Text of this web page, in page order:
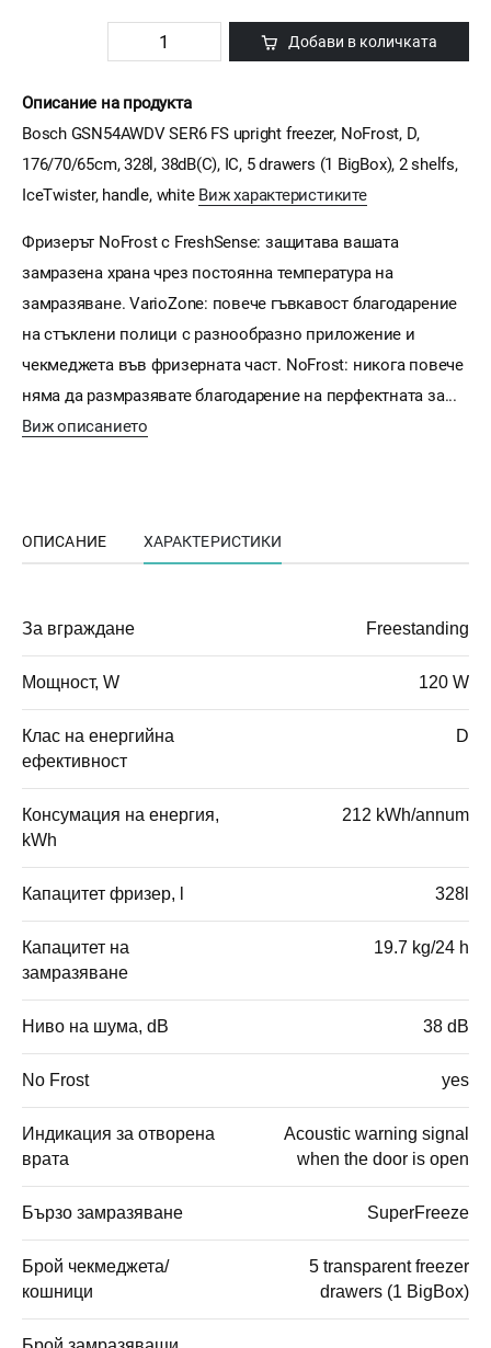
Добави в количката
Описание на продукта
Bosch GSN54AWDV SER6 FS upright freezer, NoFrost, D,
176/70/65cm, 328l, 38dB(C), IC, 5 drawers (1 BigBox), 2 shelfs,
IceTwister, handle, white Виж характеристиките
Фризерът NoFrost с FreshSense: защитава вашата
замразена храна чрез постоянна температура на
замразяване. VarioZone: повече гъвкавост благодарение
на стъклени полици с разнообразно приложение и
чекмеджета във фризерната част. NoFrost: никога повече
няма да размразявате благодарение на перфектната за...
Виж описанието
ОПИСАНИЕ ХАРАКТЕРИСТИКИ
За вграждане Freestanding
Мощност, W 120 W
Клас на енергийна
ефективност
D
Консумация на енергия,
kWh
212 kWh/annum
Капацитет фризер, l 328l
Капацитет на
замразяване
19.7 kg/24 h
Ниво на шума, dB 38 dB
No Frost yes
Индикация за отворена
врата
Acoustic warning signal
when the door is open
Бързо замразяване SuperFreeze
Брой чекмеджета/
кошници
5 transparent freezer
drawers (1 BigBox)